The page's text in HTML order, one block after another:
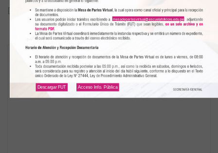
DEJAR UN COMENTARIO
Descargar FUT Acceso Info. Pública
mesadepartesvirtual@escuelafolklore.edu.pe